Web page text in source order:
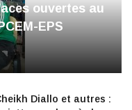
ouvertes au
EPS
Diallo et autres :